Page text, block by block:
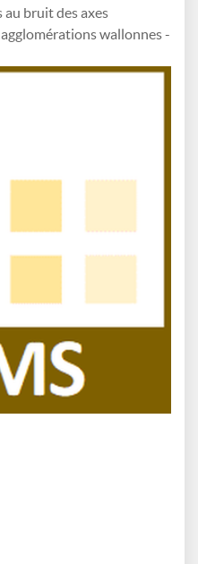
au bruit des axes
wallonnes -